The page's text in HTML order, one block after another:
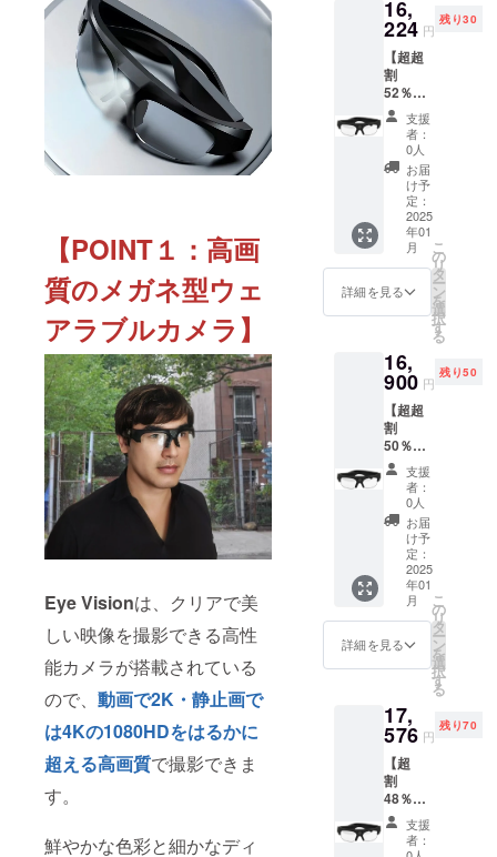
【POINT１：高画
質のメガネ型ウェ
アラブルカメラ】
Eye Visionは、クリアで美
しい映像を撮影できる高性
能カメラが搭載されている
ので、 動画で2K・静止画で
は4Kの1080HDをはるかに
超える高画質で撮影できま
す。
鮮やかな色彩と細かなディ
（税/送
料込
み） 金
額 :
15,548
円 【プ
ロジェ
クト期
間中で
あって
も ご支
援いた
だいた
ごとに
リター
ンを発
送させ
16,
224 円
残り30
【超超
割
52％OF
F】Eye
Vision
1個
限定30
Vision ×
［一般
販売予
定価格
33,800
円
52%OF
（税/送
料込
み） 金
額 :
16,224
円 【プ
ロジェ
クト期
間中で
あって
も ご支
援いた
だいた
ごとに
リター
ンを発
送させ
支援
者：
0人
お届
け予
定：
2025
年01
月
詳細を見る
こ
の
リ
タ
ー
ン
を
選
択
す
る
16,
900 円
残り50
【超超
割
50％OF
F】Eye
Vision
1個
限定50
Vision ×
［一般
販売予
定価格
33,800
円
50%OF
（税/送
料込
み） 金
額 :
16,900
円 【プ
ロジェ
クト期
支援
者：
0人
お届
け予
定：
2025
年01
月
詳細を見る
こ
の
リ
タ
ー
ン
を
選
択
す
る
17,
576 円
残り70
【超
割
48％OF
F】Eye
Vision
1個
支援
者：